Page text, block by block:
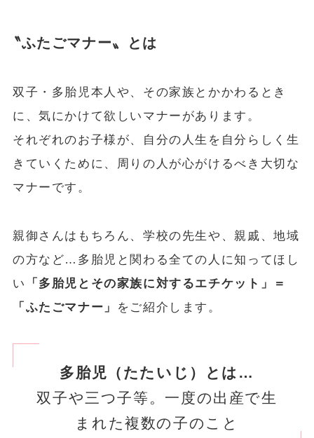
〝ふたごマナー〟とは
双子・多胎児本人や、その家族とかかわるとき
に、気にかけて欲しいマナーがあります。
それぞれのお子様が、自分の人生を自分らしく生
きていくために、周りの人が心がけるべき大切な
マナーです。
親御さんはもちろん、学校の先生や、親戚、地域
の方など…多胎児と関わる全ての人に知ってほし
い
「多胎児とその家族に対するエチケット」＝
「ふたごマナー」
をご紹介します。
多胎児（たたいじ）とは…
双子や三つ子等。一度の出産で生
まれた複数の子のこと